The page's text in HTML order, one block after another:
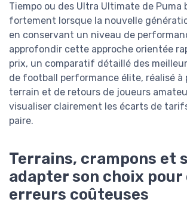
Tiempo ou des Ultra Ultimate de Puma
fortement lorsque la nouvelle
en conservant un niveau de
approfondir cette approche orientée
prix, un comparatif détaillé des
de football performance élite, réalisé
terrain et de retours de joueurs
visualiser clairement les écarts de
paire.
Terrains, crampons et
adapter son choix
erreurs coûteuses